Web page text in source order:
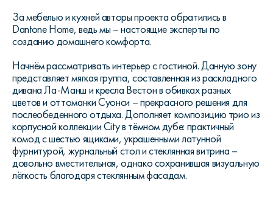
За мебелью и кухней авторы проекта обратились в
Dantone Home, ведь мы – настоящие эксперты по
созданию домашнего комфорта.
Начнём рассматривать интерьер с гостиной. Данную зону
представляет мягкая группа, составленная из раскладного
дивана Ла-Манш и кресла Вестон в обивках разных
цветов и оттоманки Суонси – прекрасного решения для
послеобеденного отдыха. Дополняет композицию трио из
корпусной коллекции City в тёмном дубе: практичный
комод с шестью ящиками, украшенными латунной
фурнитурой, журнальный стол и стеклянная витрина –
довольно вместительная, однако сохранившая визуальную
лёгкость благодаря стеклянным фасадам.